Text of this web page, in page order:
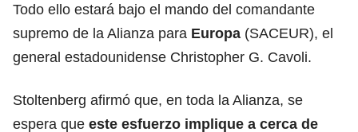
Todo ello estará bajo el mando del comandante
supremo de la Alianza para Europa (SACEUR), el
general estadounidense Christopher G. Cavoli.
Stoltenberg afirmó que, en toda la Alianza, se
espera que este esfuerzo implique a cerca de